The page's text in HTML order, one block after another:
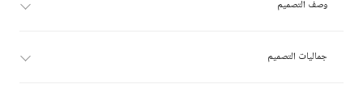
وصف التصميم
جماليات التصميم